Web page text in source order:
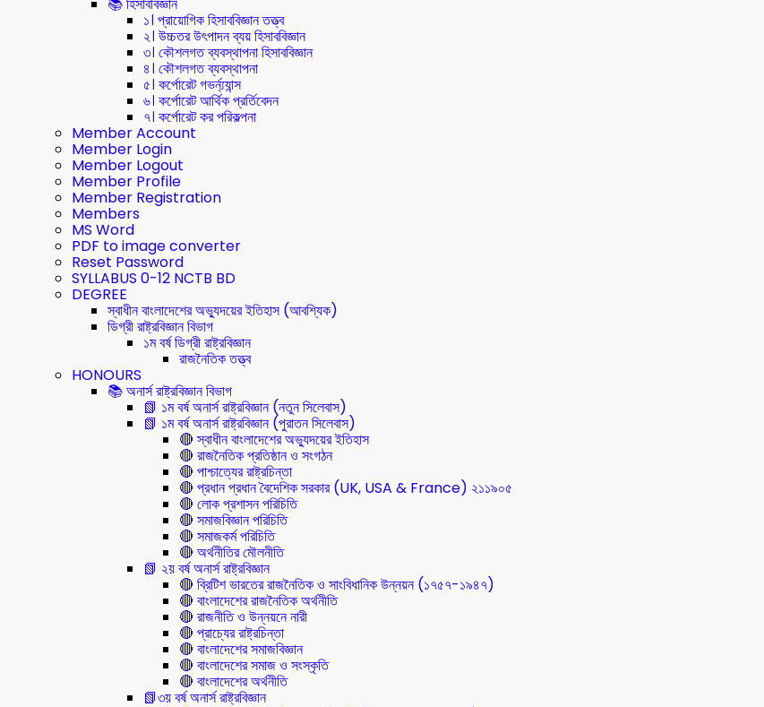
১। প্রায়োগিক হিসাববিজ্ঞান তত্ত্ব
২। উচ্চতর উৎপাদন ব্যয় হিসাববিজ্ঞান
৩। কৌশলগত ব্যবস্থাপনা হিসাববিজ্ঞান
৪। কৌশলগত ব্যবস্থাপনা
৫। কর্পোরেট গভর্ন্য্যান্স
৬। কর্পোরেট আর্থিক প্রর্তিবেদন
৭। কর্পোরেট কর পরিকল্পনা
Member Account
Member Login
Member Logout
Member Profile
Member Registration
Members
MS Word
PDF to image converter
Reset Password
SYLLABUS 0-12 NCTB BD
DEGREE
স্বাধীন বাংলাদেশের অভ্যুদয়ের ইতিহাস (আবশ্যিক)
ডিগ্রী রাষ্ট্রবিজ্ঞান বিভাগ
১ম বর্ষ ডিগ্রী রাষ্ট্রবিজ্ঞান
রাজনৈতিক তত্ত্ব
HONOURS
📚 অনার্স রাষ্ট্রবিজ্ঞান বিভাগ
📗 ১ম বর্ষ অনার্স রাষ্ট্রবিজ্ঞান (নতুন সিলেবাস)
📗 ১ম বর্ষ অনার্স রাষ্ট্রবিজ্ঞান (পুরাতন সিলেবাস)
🔴 স্বাধীন বাংলাদেশের অভ্যুদয়ের ইতিহাস
🔴 রাজনৈতিক প্রতিষ্ঠান ও সংগঠন
🔴 পাশ্চাত্যের রাষ্ট্রচিন্তা
🔴 প্রধান প্রধান বৈদেশিক সরকার (UK, USA & France) ২১১৯০৫
🔴 লোক প্রশাসন পরিচিতি
🔴 সমাজবিজ্ঞান পরিচিতি
🔴 সমাজকর্ম পরিচিতি
🔴 অর্থনীতির মৌলনীতি
📗 ২য় বর্ষ অনার্স রাষ্ট্রবিজ্ঞান
🔴 ব্রিটিশ ভারতের রাজনৈতিক ও সাংবিধানিক উন্নয়ন (১৭৫৭-১৯৪৭)
🔴 বাংলাদেশের রাজনৈতিক অর্থনীতি
🔴 রাজনীতি ও উন্নয়নে নারী
🔴 প্রাচ্যের রাষ্ট্রচিন্তা
🔴 বাংলাদেশের সমাজবিজ্ঞান
🔴 বাংলাদেশের সমাজ ও সংস্কৃতি
🔴 বাংলাদেশের অর্থনীতি
📗৩য় বর্ষ অনার্স রাষ্ট্রবিজ্ঞান